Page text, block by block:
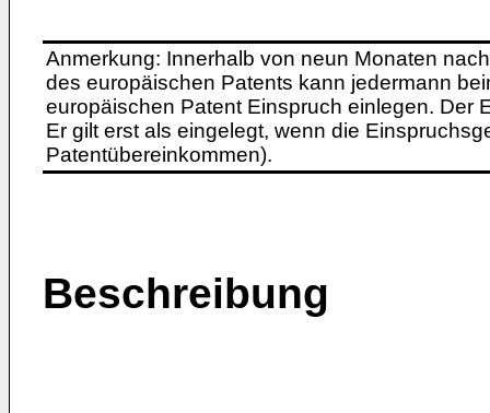
Anmerkung: Innerhalb von neun Monaten
des europäischen Patents kann jedermann
europäischen Patent Einspruch einlegen. Der
Er gilt erst als eingelegt, wenn die
Patentübereinkommen).
Beschreibung